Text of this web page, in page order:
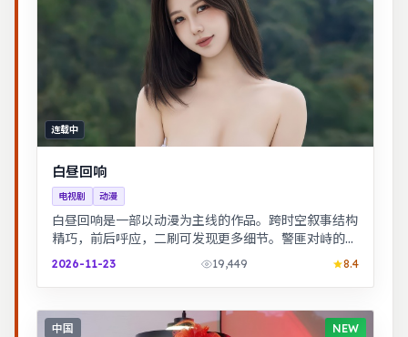
连载中
白昼回响
电视剧 动漫
白昼回响是一部以动漫为主线的作品。跨时空叙事结构
精巧，前后呼应，二刷可发现更多细节。警匪对峙的心
理战戏份突出，节奏紧凑，场面调度成熟。
2026-11-23 19,449 8.4
中国 NEW